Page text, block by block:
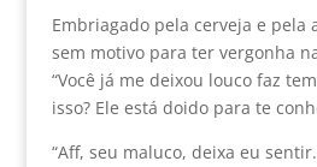
Embriagado pela cerveja e pela
sem motivo para ter vergonha
“Você já me deixou louco faz
isso? Ele está doido para te
“Aff, seu maluco, deixa eu